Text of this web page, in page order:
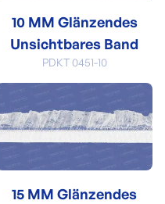
10 MM Glänzendes
Unsichtbares Band
PDKT 0451-10
15 MM Glänzendes